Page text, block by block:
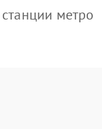
метро